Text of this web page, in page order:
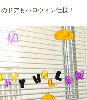
ドアもハロウィン仕様！